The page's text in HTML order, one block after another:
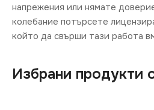
напрежения или нямате
колебание потърсете
който да свърши тази работа
Избрани продукти